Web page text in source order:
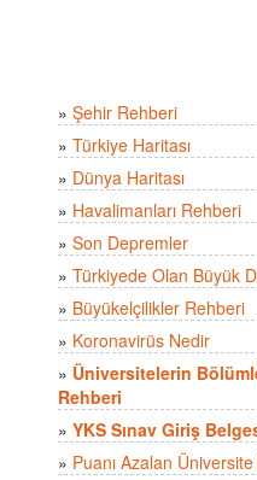
» Şehir Rehberi
» Türkiye Haritası
» Dünya Haritası
» Havalimanları Rehberi
» Son Depremler
» Türkiyede Olan Büyük
» Büyükelçilikler Rehberi
» Koronavirüs Nedir
» Üniversitelerin
Rehberi
» YKS Sınav Giriş
» Puanı Azalan